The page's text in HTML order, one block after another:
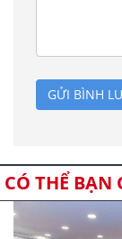
GỬI BÌNH
CÓ THỂ BẠN